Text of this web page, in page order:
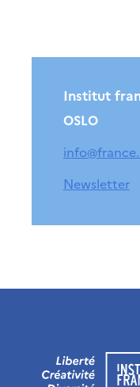
Institut
OSLO
Newsletter